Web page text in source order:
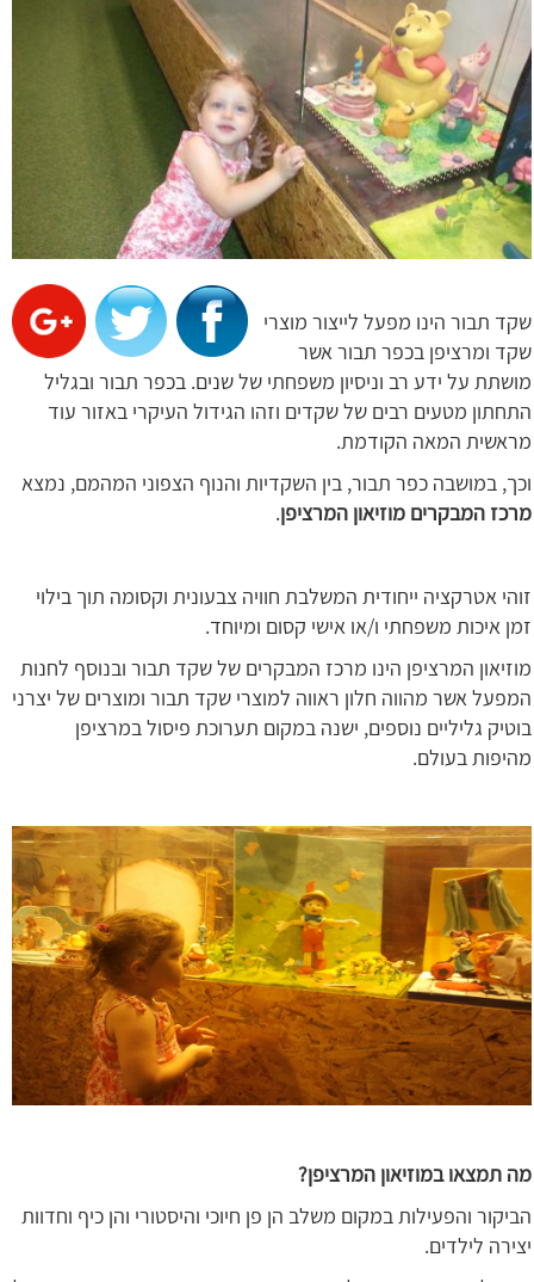
שקד תבור הינו מפעל לייצור מוצרי
שקד ומרציפן בכפר תבור אשר
מושתת על ידע רב וניסיון משפחתי של שנים. בכפר תבור ובגליל
התחתון מטעים רבים של שקדים וזהו הגידול העיקרי באזור עוד
מראשית המאה הקודמת.
וכך, במושבה כפר תבור, בין השקדיות והנוף הצפוני המהמם, נמצא
מרכז המבקרים מוזיאון המרציפן.
זוהי אטרקציה ייחודית המשלבת חוויה צבעונית וקסומה תוך בילוי
זמן איכות משפחתי ו/או אישי קסום ומיוחד.
מוזיאון המרציפן הינו מרכז המבקרים של שקד תבור ובנוסף לחנות
המפעל אשר מהווה חלון ראווה למוצרי שקד תבור ומוצרים של יצרני
בוטיק גליליים נוספים, ישנה במקום תערוכת פיסול במרציפן
מהיפות בעולם.
מה תמצאו במוזיאון המרציפן?
הביקור והפעילות במקום משלב הן פן חיוכי והיסטורי והן כיף וחדוות
יצירה לילדים.